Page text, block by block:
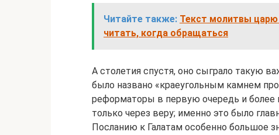
Читайте также: Текст молитвы царю
читать, когда обращаться
А столетия спустя, оно сыграло такую
было названо «краеугольным камнем
реформаторы в первую очередь и более
только через веру; именно это было
Посланию к Галатам особенно большое